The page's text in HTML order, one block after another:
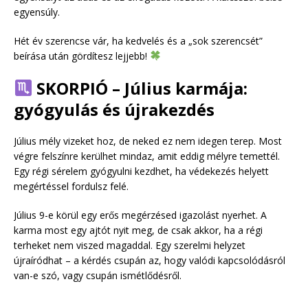
egyensúly.
Hét év szerencse vár, ha kedvelés és a „sok szerencsét”
beírása után gördítesz lejjebb!
SKORPIÓ – Július karmája:
gyógyulás és újrakezdés
Július mély vizeket hoz, de neked ez nem idegen terep. Most
végre felszínre kerülhet mindaz, amit eddig mélyre temettél.
Egy régi sérelem gyógyulni kezdhet, ha védekezés helyett
megértéssel fordulsz felé.
Július 9-e körül egy erős megérzésed igazolást nyerhet. A
karma most egy ajtót nyit meg, de csak akkor, ha a régi
terheket nem viszed magaddal. Egy szerelmi helyzet
újraíródhat – a kérdés csupán az, hogy valódi kapcsolódásról
van-e szó, vagy csupán ismétlődésről.